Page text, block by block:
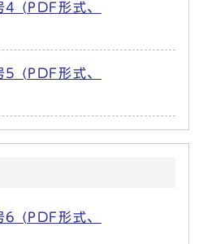
(PDF形式、
(PDF形式、
(PDF形式、